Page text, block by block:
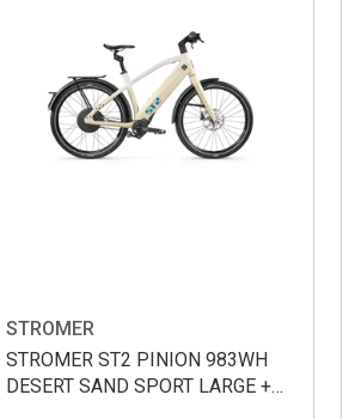
STROMER
STROMER ST2 PINION 983WH
DESERT SAND SPORT LARGE +